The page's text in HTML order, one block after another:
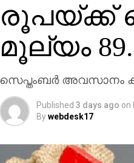
രൂപയ്ക്ക്
മൂല്യം
സെപ്തംബര്‍ അവസാനം
Published 3 days ago on
Bywebdesk17